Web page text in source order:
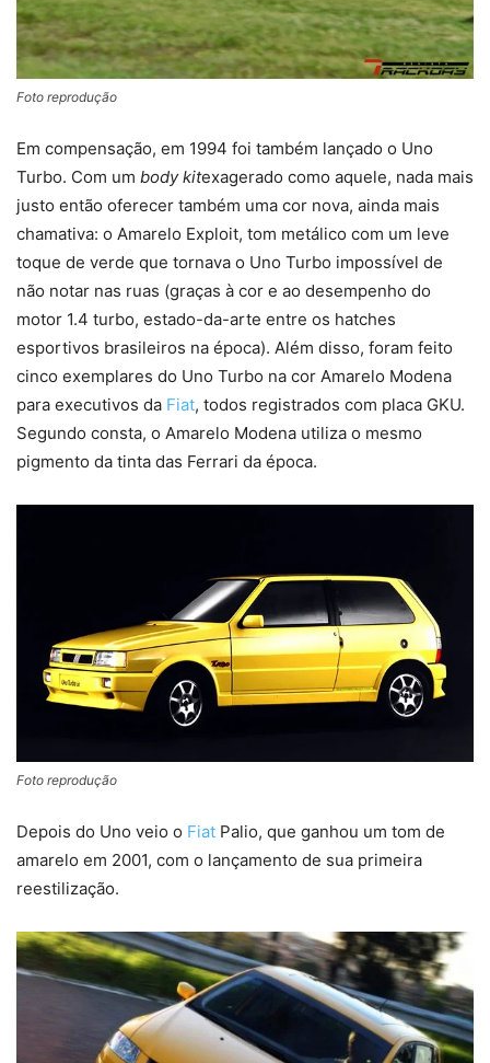
Foto reprodução
Em compensação, em 1994 foi também lançado o Uno
Turbo. Com um body kitexagerado como aquele, nada mais
justo então oferecer também uma cor nova, ainda mais
chamativa: o Amarelo Exploit, tom metálico com um leve
toque de verde que tornava o Uno Turbo impossível de
não notar nas ruas (graças à cor e ao desempenho do
motor 1.4 turbo, estado-da-arte entre os hatches
esportivos brasileiros na época). Além disso, foram feito
cinco exemplares do Uno Turbo na cor Amarelo Modena
para executivos da Fiat, todos registrados com placa GKU.
Segundo consta, o Amarelo Modena utiliza o mesmo
pigmento da tinta das Ferrari da época.
Foto reprodução
Depois do Uno veio o Fiat Palio, que ganhou um tom de
amarelo em 2001, com o lançamento de sua primeira
reestilização.